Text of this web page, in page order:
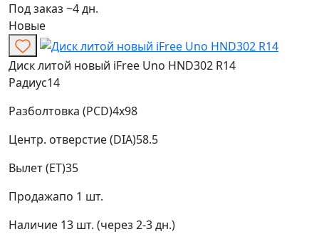
Под заказ ~4 дн.
Новые
Диск литой новый iFree Uno HND302 R14
Радиус14
Разболтовка (PCD)4x98
Центр. отверстие (DIA)58.5
Вылет (ET)35
Продажапо 1 шт.
Наличие 13 шт. (через 2-3 дн.)